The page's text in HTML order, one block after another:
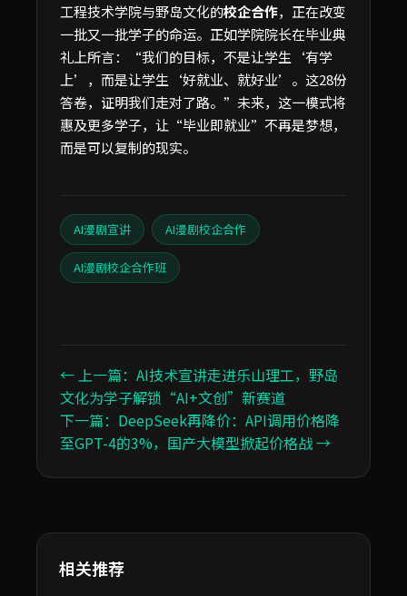
工程技术学院与野岛文化的校企合作，正在改变
一批又一批学子的命运。正如学院院长在毕业典
礼上所言：“我们的目标，不是让学生‘有学
上’，而是让学生‘好就业、就好业’。这28份
答卷，证明我们走对了路。”未来，这一模式将
惠及更多学子，让“毕业即就业”不再是梦想，
而是可以复制的现实。
AI漫剧宣讲 AI漫剧校企合作
AI漫剧校企合作班
← 上一篇：AI技术宣讲走进乐山理工，野岛
文化为学子解锁“AI+文创”新赛道
下一篇：DeepSeek再降价：API调用价格降
至GPT-4的3%，国产大模型掀起价格战 →
相关推荐